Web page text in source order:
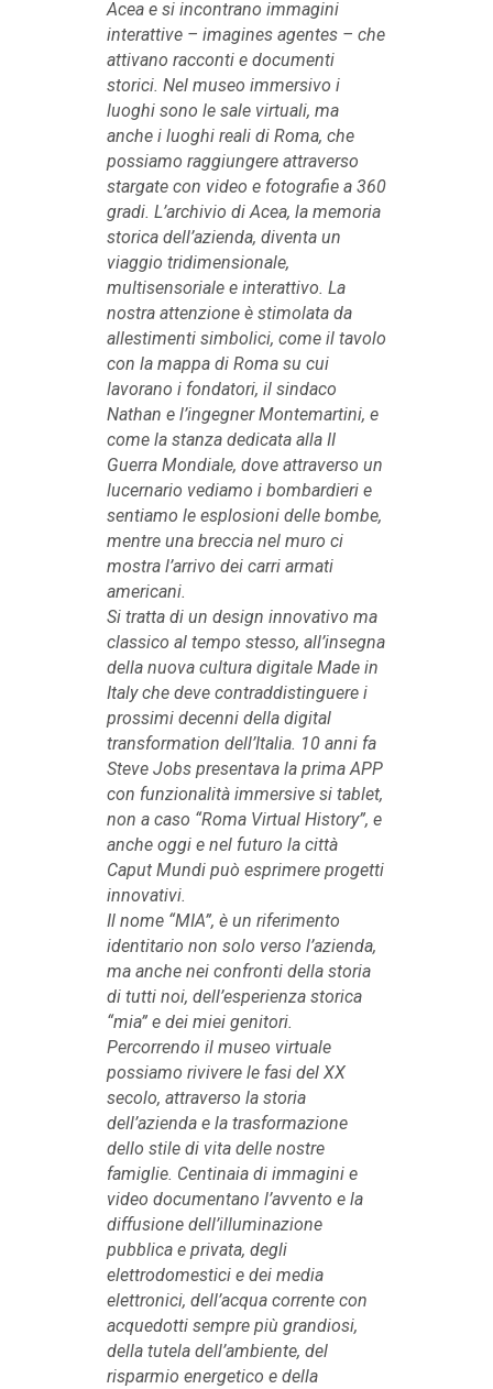
Acea e si incontrano immagini
interattive – imagines agentes – che
attivano racconti e documenti
storici. Nel museo immersivo i
luoghi sono le sale virtuali, ma
anche i luoghi reali di Roma, che
possiamo raggiungere attraverso
stargate con video e fotografie a 360
gradi. L’archivio di Acea, la memoria
storica dell’azienda, diventa un
viaggio tridimensionale,
multisensoriale e interattivo. La
nostra attenzione è stimolata da
allestimenti simbolici, come il tavolo
con la mappa di Roma su cui
lavorano i fondatori, il sindaco
Nathan e l’ingegner Montemartini, e
come la stanza dedicata alla II
Guerra Mondiale, dove attraverso un
lucernario vediamo i bombardieri e
sentiamo le esplosioni delle bombe,
mentre una breccia nel muro ci
mostra l’arrivo dei carri armati
americani.
Si tratta di un design innovativo ma
classico al tempo stesso, all’insegna
della nuova cultura digitale Made in
Italy che deve contraddistinguere i
prossimi decenni della digital
transformation dell’Italia. 10 anni fa
Steve Jobs presentava la prima APP
con funzionalità immersive si tablet,
non a caso “Roma Virtual History”, e
anche oggi e nel futuro la città
Caput Mundi può esprimere progetti
innovativi.
Il nome “MIA”, è un riferimento
identitario non solo verso l’azienda,
ma anche nei confronti della storia
di tutti noi, dell’esperienza storica
“mia” e dei miei genitori.
Percorrendo il museo virtuale
possiamo rivivere le fasi del XX
secolo, attraverso la storia
dell’azienda e la trasformazione
dello stile di vita delle nostre
famiglie. Centinaia di immagini e
video documentano l’avvento e la
diffusione dell’illuminazione
pubblica e privata, degli
elettrodomestici e dei media
elettronici, dell’acqua corrente con
acquedotti sempre più grandiosi,
della tutela dell’ambiente, del
risparmio energetico e della